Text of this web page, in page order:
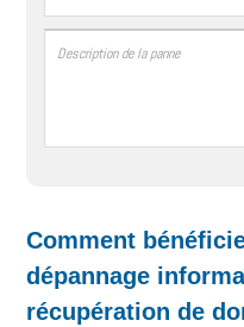
Comment
dépannage
récupération de